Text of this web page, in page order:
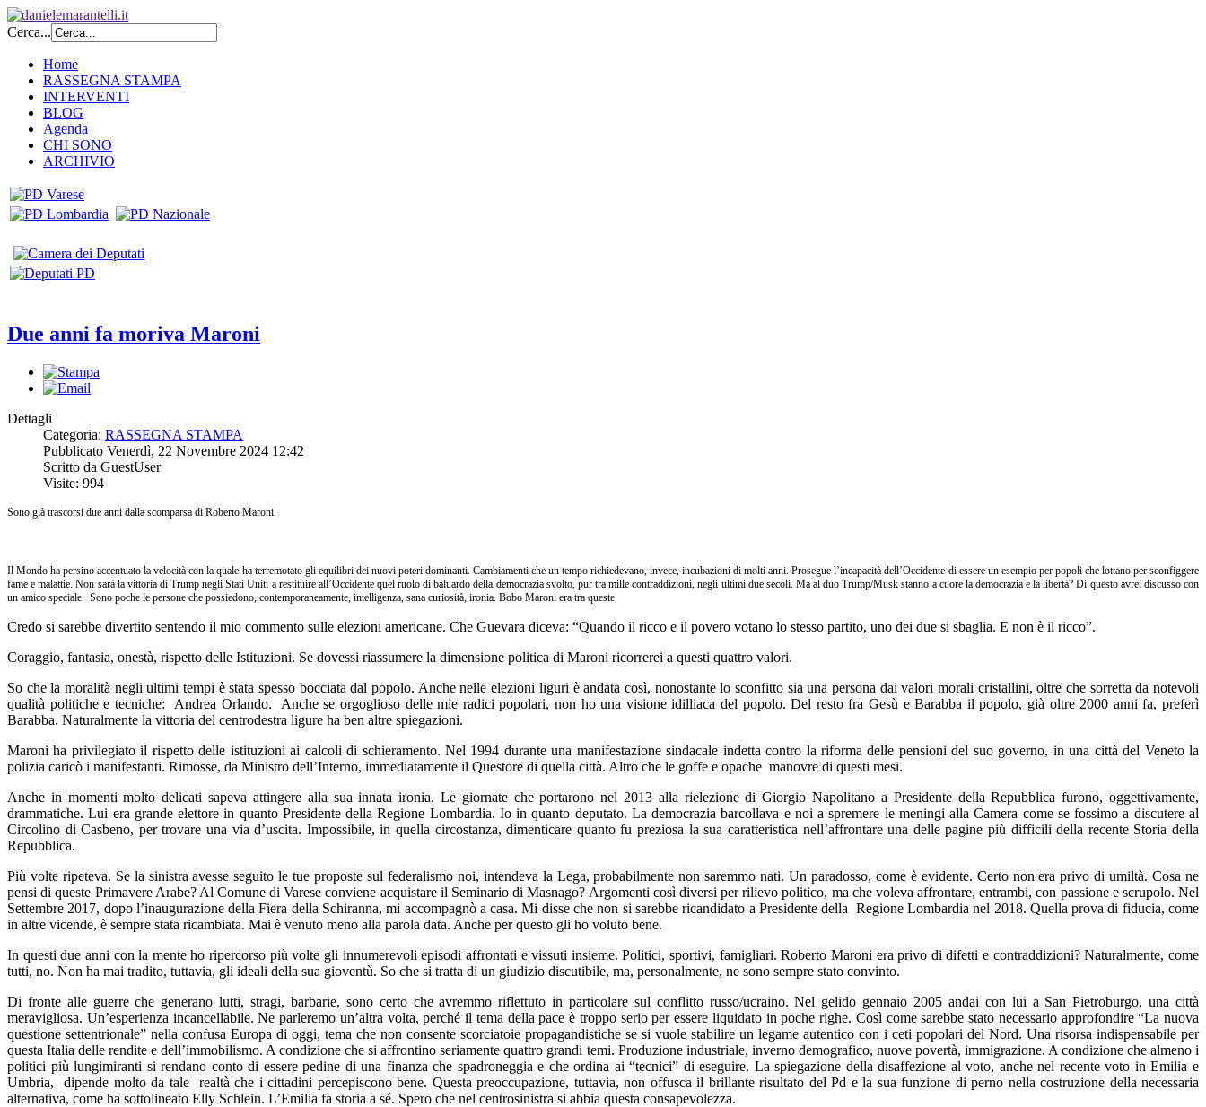
Cerca...
Home
RASSEGNA STAMPA
INTERVENTI
BLOG
Agenda
CHI SONO
ARCHIVIO
Due anni fa moriva Maroni
Dettagli
Categoria: RASSEGNA STAMPA
Pubblicato Venerdì, 22 Novembre 2024 12:42
Scritto da GuestUser
Visite: 994
Sono già trascorsi due anni dalla scomparsa di Roberto Maroni.
Il Mondo ha persino accentuato la velocità con la quale ha terremotato gli equilibri dei nuovi poteri dominanti. Cambiamenti che un tempo richiedevano, invece, incubazioni di molti anni. Prosegue l’incapacità dell’Occidente di essere un esempio per popoli che lottano per sconfiggere
fame e malattie. Non sarà la vittoria di Trump negli Stati Uniti a restituire all’Occidente quel ruolo di baluardo della democrazia svolto, pur tra mille contraddizioni, negli ultimi due secoli. Ma al duo Trump/Musk stanno a cuore la democrazia e la libertà? Di questo avrei discusso con
un amico speciale. Sono poche le persone che possiedono, contemporaneamente, intelligenza, sana curiosità, ironia. Bobo Maroni era tra queste.
Credo si sarebbe divertito sentendo il mio commento sulle elezioni americane. Che Guevara diceva: “Quando il ricco e il povero votano lo stesso partito, uno dei due si sbaglia. E non è il ricco”.
Coraggio, fantasia, onestà, rispetto delle Istituzioni. Se dovessi riassumere la dimensione politica di Maroni ricorrerei a questi quattro valori.
So che la moralità negli ultimi tempi è stata spesso bocciata dal popolo. Anche nelle elezioni liguri è andata così, nonostante lo sconfitto sia una persona dai valori morali cristallini, oltre che sorretta da notevoli
qualità politiche e tecniche: Andrea Orlando. Anche se orgoglioso delle mie radici popolari, non ho una visione idilliaca del popolo. Del resto fra Gesù e Barabba il popolo, già oltre 2000 anni fa, preferì
Barabba. Naturalmente la vittoria del centrodestra ligure ha ben altre spiegazioni.
Maroni ha privilegiato il rispetto delle istituzioni ai calcoli di schieramento. Nel 1994 durante una manifestazione sindacale indetta contro la riforma delle pensioni del suo governo, in una città del Veneto la
polizia caricò i manifestanti. Rimosse, da Ministro dell’Interno, immediatamente il Questore di quella città. Altro che le goffe e opache manovre di questi mesi.
Anche in momenti molto delicati sapeva attingere alla sua innata ironia. Le giornate che portarono nel 2013 alla rielezione di Giorgio Napolitano a Presidente della Repubblica furono, oggettivamente,
drammatiche. Lui era grande elettore in quanto Presidente della Regione Lombardia. Io in quanto deputato. La democrazia barcollava e noi a spremere le meningi alla Camera come se fossimo a discutere al
Circolino di Casbeno, per trovare una via d’uscita. Impossibile, in quella circostanza, dimenticare quanto fu preziosa la sua caratteristica nell’affrontare una delle pagine più difficili della recente Storia della
Repubblica.
Più volte ripeteva. Se la sinistra avesse seguito le tue proposte sul federalismo noi, intendeva la Lega, probabilmente non saremmo nati. Un paradosso, come è evidente. Certo non era privo di umiltà. Cosa ne
pensi di queste Primavere Arabe? Al Comune di Varese conviene acquistare il Seminario di Masnago? Argomenti così diversi per rilievo politico, ma che voleva affrontare, entrambi, con passione e scrupolo. Nel
Settembre 2017, dopo l’inaugurazione della Fiera della Schiranna, mi accompagnò a casa. Mi disse che non si sarebbe ricandidato a Presidente della Regione Lombardia nel 2018. Quella prova di fiducia, come
in altre vicende, è sempre stata ricambiata. Mai è venuto meno alla parola data. Anche per questo gli ho voluto bene.
In questi due anni con la mente ho ripercorso più volte gli innumerevoli episodi affrontati e vissuti insieme. Politici, sportivi, famigliari. Roberto Maroni era privo di difetti e contraddizioni? Naturalmente, come
tutti, no. Non ha mai tradito, tuttavia, gli ideali della sua gioventù. So che si tratta di un giudizio discutibile, ma, personalmente, ne sono sempre stato convinto.
Di fronte alle guerre che generano lutti, stragi, barbarie, sono certo che avremmo riflettuto in particolare sul conflitto russo/ucraino. Nel gelido gennaio 2005 andai con lui a San Pietroburgo, una città
meravigliosa. Un’esperienza incancellabile. Ne parleremo un’altra volta, perché il tema della pace è troppo serio per essere liquidato in poche righe. Così come sarebbe stato necessario approfondire “La nuova
questione settentrionale” nella confusa Europa di oggi, tema che non consente scorciatoie propagandistiche se si vuole stabilire un legame autentico con i ceti popolari del Nord. Una risorsa indispensabile per
questa Italia delle rendite e dell’immobilismo. A condizione che si affrontino seriamente quattro grandi temi. Produzione industriale, inverno demografico, nuove povertà, immigrazione. A condizione che almeno i
politici più lungimiranti si rendano conto di essere pedine di una finanza che spadroneggia e che ordina ai “tecnici” di eseguire. La spiegazione della disaffezione al voto, anche nel recente voto in Emilia e
Umbria, dipende molto da tale realtà che i cittadini percepiscono bene. Questa preoccupazione, tuttavia, non offusca il brillante risultato del Pd e la sua funzione di perno nella costruzione della necessaria
alternativa, come ha sottolineato Elly Schlein. L’Emilia fa storia a sé. Spero che nel centrosinistra si abbia questa consapevolezza.